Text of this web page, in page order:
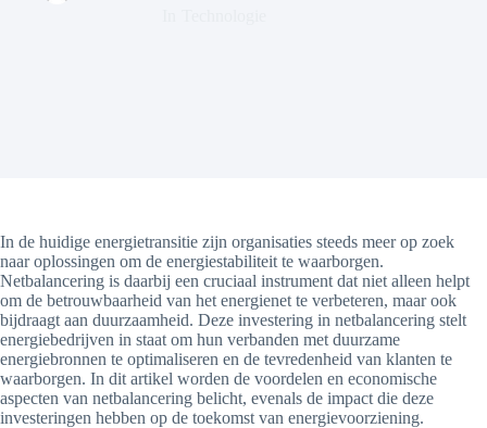
In de huidige energietransitie zijn organisaties steeds meer op zoek
naar oplossingen om de energiestabiliteit te waarborgen.
Netbalancering is daarbij een cruciaal instrument dat niet alleen helpt
om de betrouwbaarheid van het energienet te verbeteren, maar ook
bijdraagt aan duurzaamheid. Deze investering in netbalancering stelt
energiebedrijven in staat om hun verbanden met duurzame
energiebronnen te optimaliseren en de tevredenheid van klanten te
waarborgen. In dit artikel worden de voordelen en economische
aspecten van netbalancering belicht, evenals de impact die deze
investeringen hebben op de toekomst van energievoorziening.